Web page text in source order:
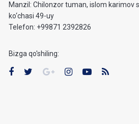
Manzil: Chilonzor tuman, islom karimov
ko‘chasi 49-uy
Telefon: +99871 2392826
Bizga qo'shiling: